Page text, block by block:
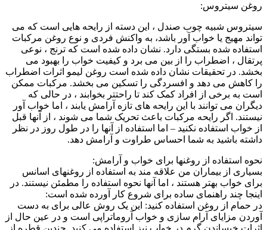
روغن سیتروس:
سیتروس شبیه چوب صندل ، این دسته از رایحه هایی است که می
تواند مهیج یا خواب آور باشد، به واکنش فردی و نوع روغن مرکبات
استفاده شده بستگی دارد. نشان داده شده است که ترنج ، نوعی
پرتقال ، اضطراب را از بین می برد و کیفیت خواب را بهبود می
بخشد. در تحقیقات نشان داده شده است روغن لیمو اثرات اضطراب
را کاهش می دهد و افسردگی را تسکین می بخشد. مرکبات ممکن
است به برخی از افراد کمک کند تا راحتتر بخوابند ، در حالی که
دیگران می توانند با این رایحه های تازه آرامش یابند ، اما خواب آور
نیستند. اگر رایحه مرکبات باعث تحریک شما می شوند ، از آنها قبل
از خواب استفاده نکنید – اما استفاده از آنها را در طول روز در نظر
داشته باشید به شما احساس طراوت و آرامش دهد.
نحوه استفاده از روغنها برای خواب و آرامش:
بسیاری از بیماران من علاقه مند به استفاده از روغنهای اسانس
برای خواب بهتر هستند ، اما آنها نحوه استفاده را مطمئن نیستند. در
اینجا چند راهنمای ساده برای شروع کار آورده شده است:
در حمام از روغن استفاده کنید: این یک روش عالی برای به دست
آوردن مزایای آرام سازی و خواب آروماتراپی است و در عین حال از